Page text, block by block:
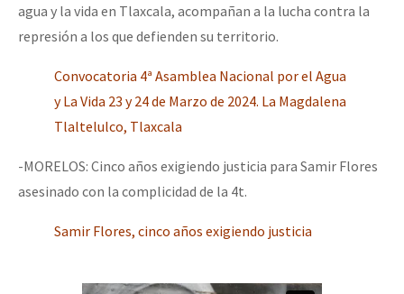
Otras secciones
Semillero Guerra contra la Humanidad. (Las poblaciones y
la naturaleza bajo asedio)
Libros para descargar
agua y la vida en Tlaxcala, acompañan a la lucha contra la
represión a los que defienden su territorio.
Convocatoria 4ª Asamblea Nacional por el Agua
y La Vida 23 y 24 de Marzo de 2024. La Magdalena
Tlaltelulco, Tlaxcala
-MORELOS: Cinco años exigiendo justicia para Samir Flores
asesinado con la complicidad de la 4t.
Samir Flores, cinco años exigiendo justicia